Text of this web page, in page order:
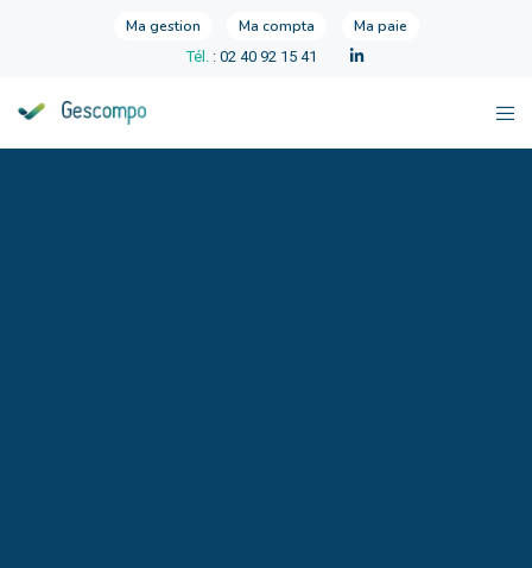
Ma gestion Ma compta Ma paie
Tél. : 02 40 92 15 41